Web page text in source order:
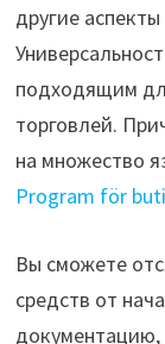
другие
подходящим
торговлей.
на множество
Program för
Вы сможете
средств от
документацию,